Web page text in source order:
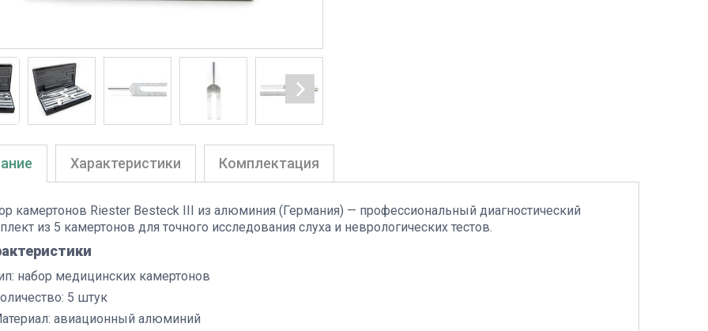
камертонов Riester Besteck III из алюминия (Германия) — профессиональный диагностический
из 5 камертонов для точного исследования слуха и неврологических тестов.
набор медицинских камертонов
5 штук
авиационный алюминий
Характеристики Комплектация